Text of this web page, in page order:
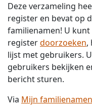
Deze verzameling
register en bevat op
familienamen! U
registerdoorzoeken,
lijst met gebruikers.
gebruikers bekijken
bericht sturen.
Via Mijn familienamen